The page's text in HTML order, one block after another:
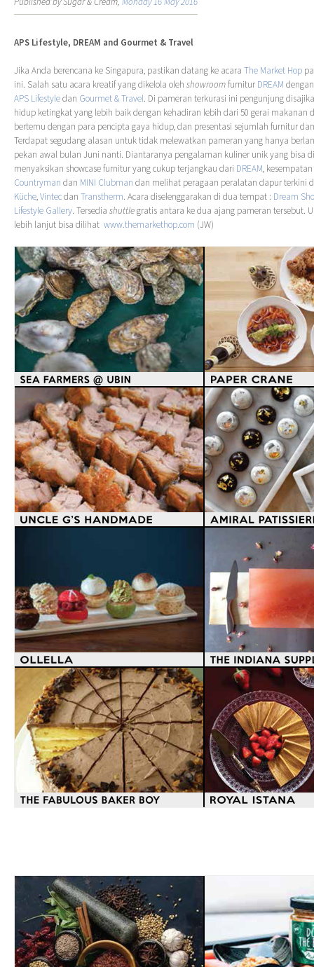
APS Lifestyle, DREAM and Gourmet & Travel
Jika Anda berencana ke Singapura, pastikan datang ke acara The Market Hop
ini. Salah satu acara kreatif yang dikelola oleh showroomfurnitur DREAM
APS Lifestyledan Gourmet & Travel. Di pameran terkurasi ini pengunjung
hidup ketingkat yang lebih baik dengan kehadiran lebih dari 50 gerai makanan
bertemu dengan para pencipta gaya hidup, dan presentasi sejumlah furnitur
Terdapat segudang alasan untuk tidak melewatkan pameran yang hanya
pekan awal bulan Juni nanti. Diantaranya pengalaman kuliner unik yang bisa
menyaksikan showcase furnitur yang cukup terjangkau dari DREAM,
Countryman dan MINI Clubman dan melihat peragaan peralatan dapur terkini
Küche,Vintecdan Transtherm. Acara diselenggarakan di dua tempat : Dream
Lifestyle Gallery. Tersedia shuttlegratis antara ke dua ajang pameran tersebut.
lebih lanjut bisa dilihat www.themarkethop.com (JW)